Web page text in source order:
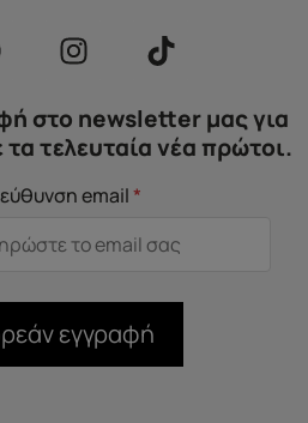
στο newsletter μας για
τελευταία νέα πρώτοι.
email*
εγγραφή